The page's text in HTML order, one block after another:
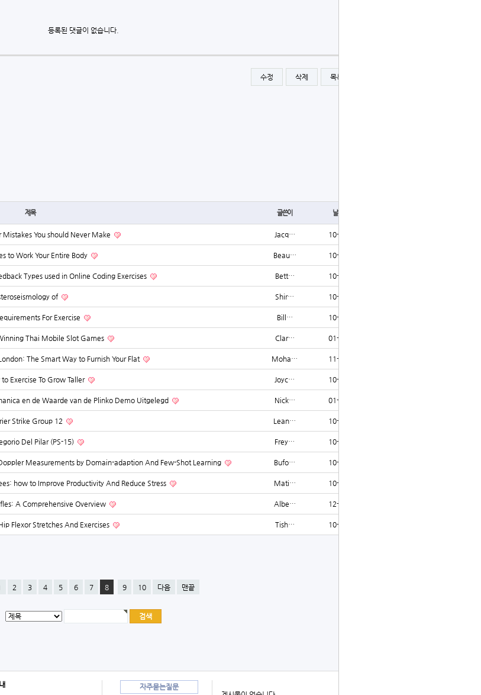
등록된 댓글이 없습니다.
수정 삭제 목록
제목 글쓴이 날짜
Mistakes You should Never Make Jacq… 10-21
to Work Your Entire Body Beau… 10-24
Types used in Online Coding Exercises Bett… 10-14
of Shir… 10-20
For Exercise Bill… 10-12
Thai Mobile Slot Games Clar… 01-10
The Smart Way to Furnish Your Flat Moha… 11-29
Exercise To Grow Taller Joyc… 10-06
en de Waarde van de Plinko Demo Uitgelegd Nick… 01-21
Strike Group 12 Lean… 10-21
Del Pilar (PS-15) Frey… 10-22
Measurements by Domain-adaption And Few-Shot Learning Bufo… 10-10
how to Improve Productivity And Reduce Stress Mati… 10-13
A Comprehensive Overview Albe… 12-08
Flexor Stretches And Exercises Tish… 10-15
2 3 4 5 6 7 8 9 10 다음 맨끝
자주묻는질문